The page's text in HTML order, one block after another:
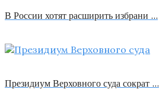
В России хотят расширить избрани …
Президиум Верховного суда сократ …